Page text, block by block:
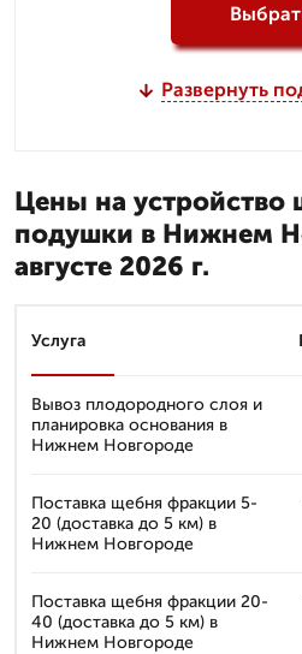
Развернуть
Цены на устройство
подушки в Нижнем
августе 2026 г.
Услуга
Вывоз плодородного слоя и
планировка основания в
Нижнем Новгороде
Поставка щебня фракции 5-
20 (доставка до 5 км) в
Нижнем Новгороде
Поставка щебня фракции 20-
40 (доставка до 5 км) в
Нижнем Новгороде